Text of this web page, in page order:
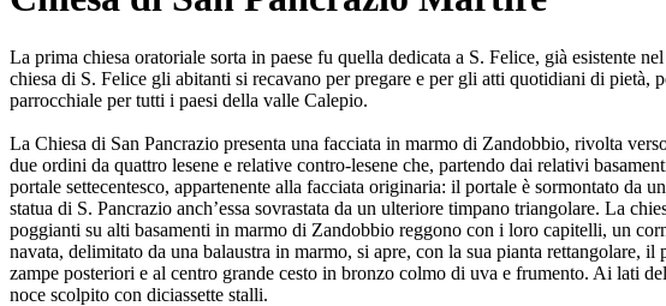
La prima chiesa oratoriale sorta in paese fu quella dedicata a S. Felice, già esistente
chiesa di S. Felice gli abitanti si recavano per pregare e per gli atti quotidiani di pietà,
parrocchiale per tutti i paesi della valle Calepio.
La Chiesa di San Pancrazio presenta una facciata in marmo di Zandobbio, rivolta
due ordini da quattro lesene e relative contro-lesene che, partendo dai relativi
portale settecentesco, appartenente alla facciata originaria: il portale è sormontato da
statua di S. Pancrazio anch’essa sovrastata da un ulteriore timpano triangolare. La
poggianti su alti basamenti in marmo di Zandobbio reggono con i loro capitelli, un
navata, delimitato da una balaustra in marmo, si apre, con la sua pianta rettangolare,
zampe posteriori e al centro grande cesto in bronzo colmo di uva e frumento. Ai lati
noce scolpito con diciassette stalli.